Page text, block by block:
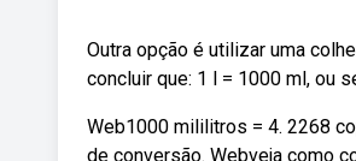
Outra opção é utilizar uma
concluir que: 1 l = 1000 ml, ou
Web1000 mililitros = 4. 2268
de conversão. Webveja como